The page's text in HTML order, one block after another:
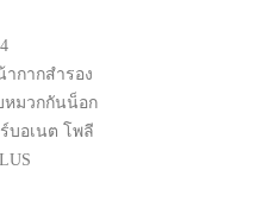
ากากสำรอง
หมวกกันน็อก
บอเนต โพลี